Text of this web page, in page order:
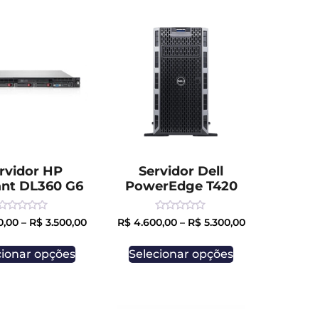
HP
DL360 G6
– R$3.500,00
opções
Servidor Dell
PowerEdge T420
Rated
0
of
5
R$4.600,00– R$5.300,00
Selecionar opções